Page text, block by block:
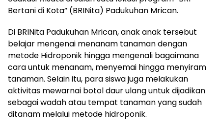
Bertani di Kota” (BRINita) Padukuhan Mrican.
Di BRINita Padukuhan Mrican, anak anak tersebut
belajar mengenai menanam tanaman dengan
metode Hidroponik hingga mengenali bagaimana
cara untuk menanam, menyemai hingga menyiram
tanaman. Selain itu, para siswa juga melakukan
aktivitas mewarnai botol daur ulang untuk dijadikan
sebagai wadah atau tempat tanaman yang sudah
ditanam melalui metode hidroponik.